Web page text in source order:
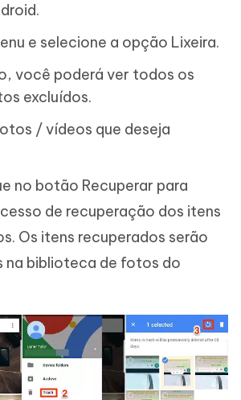
e selecione a opção Lixeira.
você poderá ver todos os
excluídos.
/ vídeos que deseja
no botão Recuperar para
de recuperação dos itens
Os itens recuperados serão
na biblioteca de fotos do